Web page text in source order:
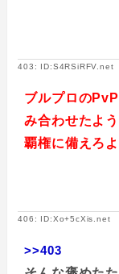
403: ID:S4RSiRFV.net
ブルプロの
み合わせたよ
覇権に備えろよ
406: ID:Xo+5cXis.net
>>403